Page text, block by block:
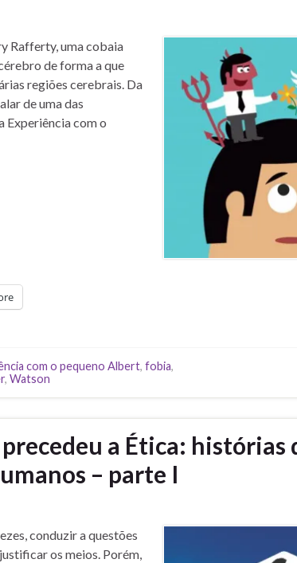
Rafferty, uma cobaia
de forma a que
regiões cerebrais. Da
de uma das
Experiência com o
com o pequeno Albert, fobia,
, Watson
a Ética: histórias
– parte I
conduzir a questões
os meios. Porém,